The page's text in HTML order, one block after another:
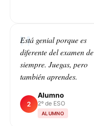
Está genial porque es
diferente del examen de
siempre. Juegas, pero
también aprendes.
2
Alumno
2º de ESO
ALUMNO